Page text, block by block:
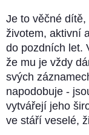
Je to věčné
životem, aktivní
do pozdních let.
že mu je vždy
svých
napodobuje -
vytvářejí jeho
ve stáří veselé,